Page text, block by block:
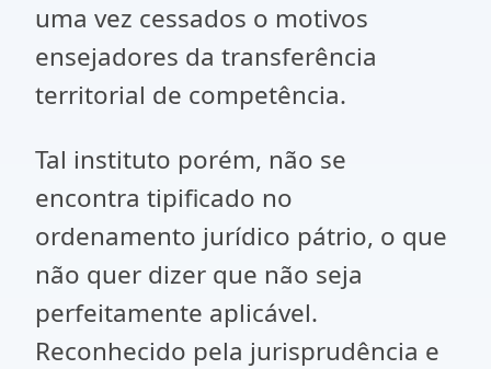
uma vez cessados o motivos
ensejadores da transferência
territorial de competência.
Tal instituto porém, não se
encontra tipificado no
ordenamento jurídico pátrio, o que
não quer dizer que não seja
perfeitamente aplicável.
Reconhecido pela jurisprudência e